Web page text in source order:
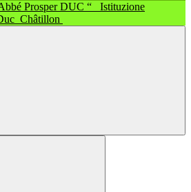
Istituzione
Châtillon